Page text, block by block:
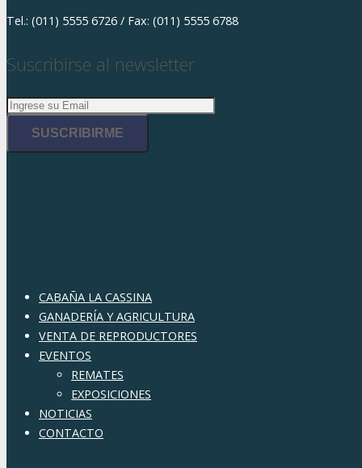
Tel.: (011) 5555 6726 / Fax: (011) 5555 6788
Suscribirse al newsletter
CABAÑA LA CASSINA
GANADERÍA Y AGRICULTURA
VENTA DE REPRODUCTORES
EVENTOS
REMATES
EXPOSICIONES
NOTICIAS
CONTACTO